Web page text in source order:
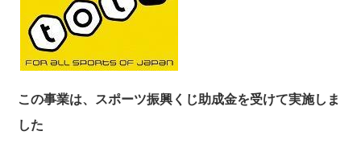
この事業は、スポーツ振興くじ助成金を受けて実施しま
した